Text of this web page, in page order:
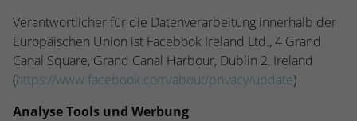
Verantwortlicher für die Datenverarbeitung innerhalb der
Europäischen Union ist Facebook Ireland Ltd., 4 Grand
Canal Square, Grand Canal Harbour, Dublin 2, Ireland
(https://www.facebook.com/about/privacy/update)
Analyse Tools und Werbung